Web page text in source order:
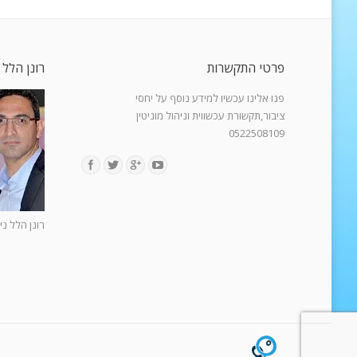
פרטי התקשרות
פנו אלינו עכשיו למידע נוסף על יחסי
ציבור,תקשורת עכשווית וניהול מוניטין
0522508109
רונן הלל
רונן הלל